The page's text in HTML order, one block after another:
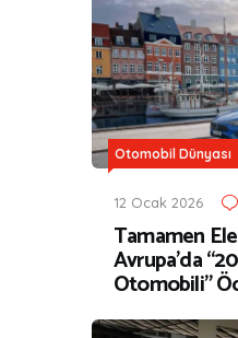
Otomobil Dünyası
12 Ocak 2026
Tamamen
Avrupa’da
Otomobili”